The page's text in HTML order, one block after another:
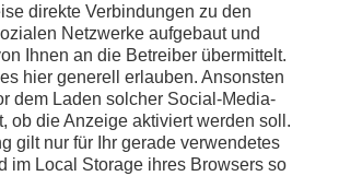
direkte Verbindungen zu den
Netzwerke aufgebaut und
Ihnen an die Betreiber übermittelt.
hier generell erlauben. Ansonsten
dem Laden solcher Social-Media-
ob die Anzeige aktiviert werden soll.
gilt nur für Ihr gerade verwendetes
im Local Storage ihres Browsers so